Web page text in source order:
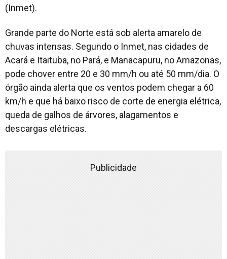
(Inmet).
Grande parte do Norte está sob alerta amarelo de
chuvas intensas. Segundo o Inmet, nas cidades de
Acará e Itaituba, no Pará, e Manacapuru, no Amazonas,
pode chover entre 20 e 30 mm/h ou até 50 mm/dia. O
órgão ainda alerta que os ventos podem chegar a 60
km/h e que há baixo risco de corte de energia elétrica,
queda de galhos de árvores, alagamentos e
descargas elétricas.
Publicidade